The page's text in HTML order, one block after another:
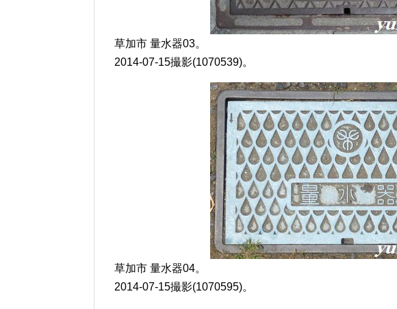
草加市 量水器03。
2014-07-15撮影(1070539)。
草加市 量水器04。
2014-07-15撮影(1070595)。